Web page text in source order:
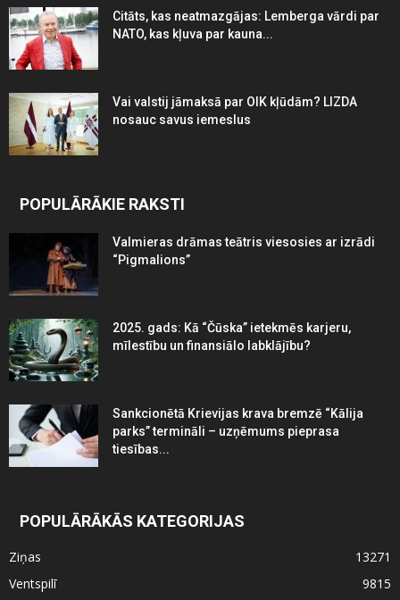
Citāts, kas neatmazgājas: Lemberga vārdi par
NATO, kas kļuva par kauna...
Vai valstij jāmaksā par OIK kļūdām? LIZDA
nosauc savus iemeslus
POPULĀRĀKIE RAKSTI
Valmieras drāmas teātris viesosies ar izrādi
“Pigmalions”
2025. gads: Kā “Čūska” ietekmēs karjeru,
mīlestību un finansiālo labklājību?
Sankcionētā Krievijas krava bremzē “Kālija
parks” termināli – uzņēmums pieprasa
tiesības...
POPULĀRĀKĀS KATEGORIJAS
Ziņas
13271
Ventspilī
9815